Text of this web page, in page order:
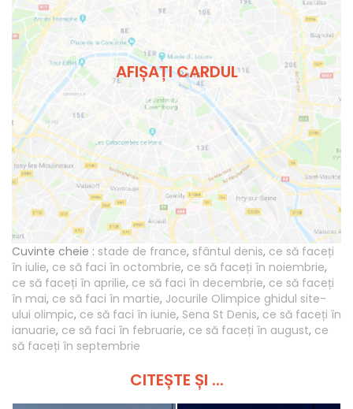
AFIȘAȚI CARDUL
Cuvinte cheie : stade de france, sfântul denis, ce să faceți
în iulie, ce să faci în octombrie, ce să faceți în noiembrie,
ce să faceți în aprilie, ce să faci în decembrie, ce să faceți
în mai, ce să faci în martie, Jocurile Olimpice ghidul site-
ului olimpic, ce să faci în iunie, Sena St Denis, ce să faceți în
ianuarie, ce să faci în februarie, ce să faceți în august, ce
să faceți în septembrie
CITEȘTE ȘI ...